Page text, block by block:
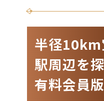
半径10km
駅周辺を
有料会員